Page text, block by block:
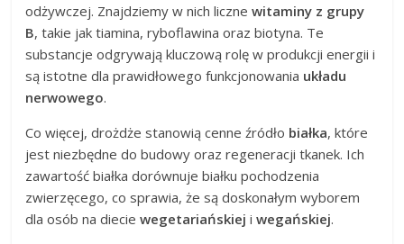
odżywczej. Znajdziemy w nich licznewitaminy z grupy
B, takie jak tiamina, ryboflawina oraz biotyna. Te
substancje odgrywają kluczową rolę w produkcji energii i
są istotne dla prawidłowego funkcjonowania układu
nerwowego.
Co więcej, drożdże stanowią cenne źródło białka, które
jest niezbędne do budowy oraz regeneracji tkanek. Ich
zawartość białka dorównuje białku pochodzenia
zwierzęcego, co sprawia, że są doskonałym wyborem
dla osób na dieciewegetariańskiej iwegańskiej.